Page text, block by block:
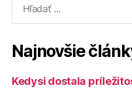
Najnovšie
Kedysi dostala